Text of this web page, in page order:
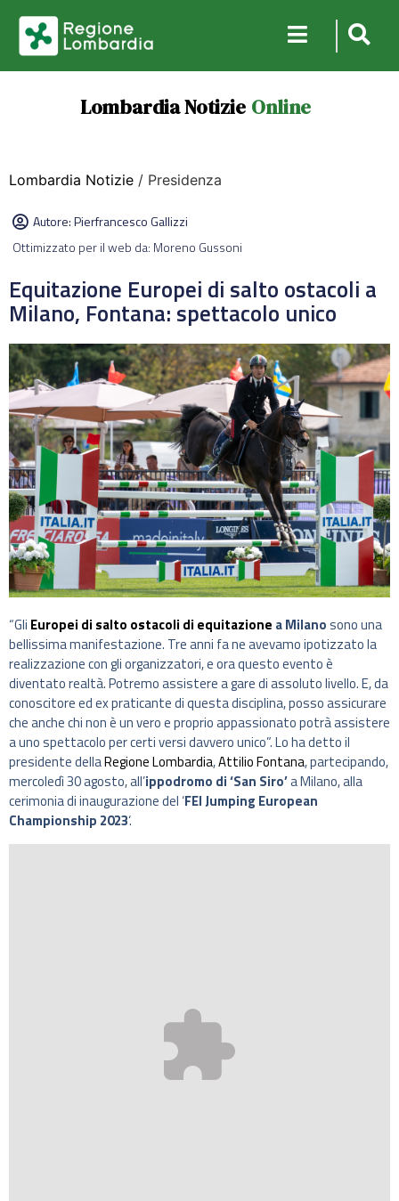
Lombardia Notizie Online
Lombardia Notizie / Presidenza
Autore:Pierfrancesco Gallizzi
Ottimizzato per il web da: Moreno Gussoni
Equitazione Europei di salto ostacoli a
Milano, Fontana: spettacolo unico
“Gli Europei di salto ostacoli di equitazione a Milanosono una
bellissima manifestazione. Tre anni fa ne avevamo ipotizzato la
realizzazione con gli organizzatori, e ora questo evento è
diventato realtà. Potremo assistere a gare di assoluto livello. E, da
conoscitore ed ex praticante di questa disciplina, posso assicurare
che anche chi non è un vero e proprio appassionato potrà assistere
a uno spettacolo per certi versi davvero unico”. Lo ha detto il
presidente dellaRegione Lombardia,Attilio Fontana, partecipando,
mercoledì 30 agosto, all’ippodromo di ‘San Siro’a Milano, alla
cerimonia di inaugurazione del ‘FEI Jumping European
Championship 2023‘.